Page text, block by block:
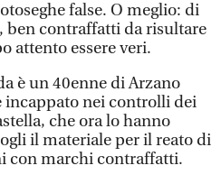
false. O meglio: di
ben contraffatti da risultare
attento essere veri.
è un 40enne di Arzano
incappato nei controlli dei
che ora lo hanno
il materiale per il reato di
con marchi contraffatti.